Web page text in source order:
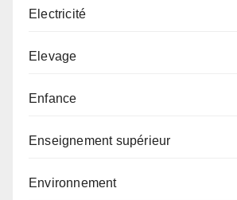
Electricité
Elevage
Enfance
Enseignement supérieur
Environnement